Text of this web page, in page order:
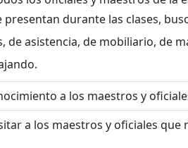
presentan durante las clases,
de asistencia, de mobiliario, de
a los maestros y
a los maestros y oficiales